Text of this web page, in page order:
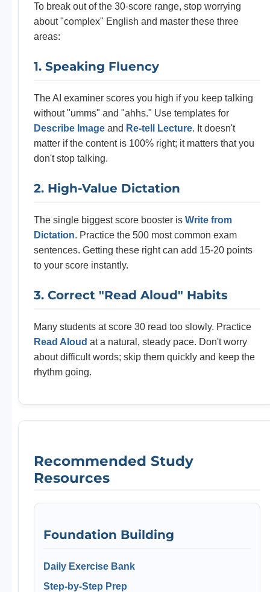
To break out of the 30-score range, stop worrying
about "complex" English and master these three
areas:
1. Speaking Fluency
The AI examiner scores you high if you keep talking
without "umms" and "ahhs." Use templates for
Describe Image and Re-tell Lecture. It doesn't
matter if the content is 100% right; it matters that you
don't stop talking.
2. High-Value Dictation
The single biggest score booster is Write from
Dictation. Practice the 500 most common exam
sentences. Getting these right can add 15-20 points
to your score instantly.
3. Correct "Read Aloud" Habits
Many students at score 30 read too slowly. Practice
Read Aloud at a natural, steady pace. Don't worry
about difficult words; skip them quickly and keep the
rhythm going.
Recommended Study
Resources
Foundation Building
Daily Exercise Bank
Step-by-Step Prep